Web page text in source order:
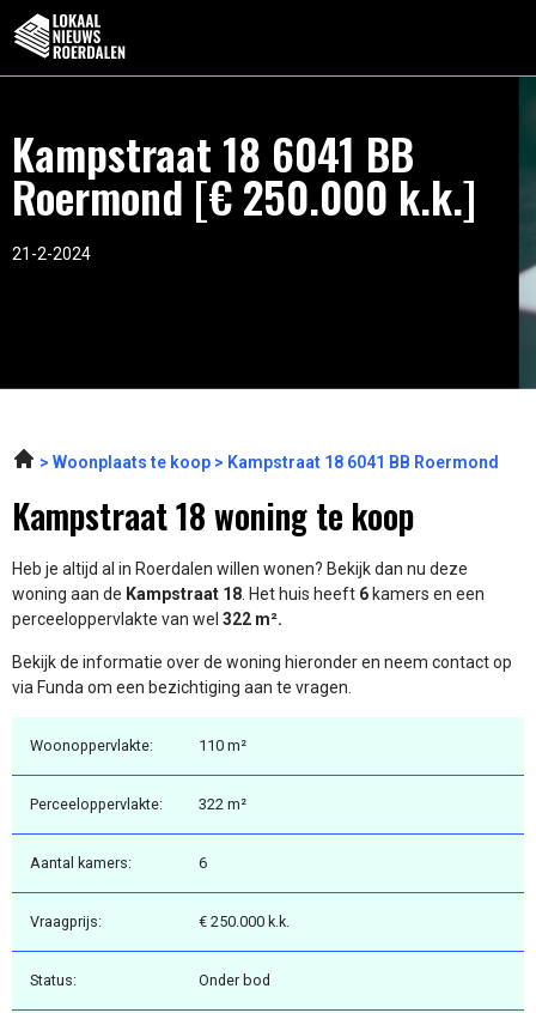
Kampstraat 18 6041 BB
Roermond [€ 250.000 k.k.]
21-2-2024
Woonplaats te koop Kampstraat 18 6041 BB Roermond
Kampstraat 18 woning te koop
Heb je altijd al in Roerdalen willen wonen? Bekijk dan nu deze
woning aan de Kampstraat 18. Het huis heeft 6 kamers en een
perceeloppervlakte van wel 322 m².
Bekijk de informatie over de woning hieronder en neem contact op
via Funda om een bezichtiging aan te vragen.
Woonoppervlakte: 110 m²
Perceeloppervlakte: 322 m²
Aantal kamers: 6
Vraagprijs: € 250.000 k.k.
Status: Onder bod